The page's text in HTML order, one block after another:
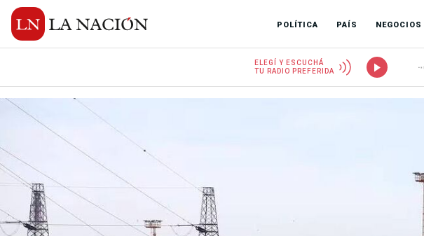
POLÍTICA PAÍS NEGOCIOS
ELEGÍ Y ESCUCHÁ
TU RADIO PREFERIDA